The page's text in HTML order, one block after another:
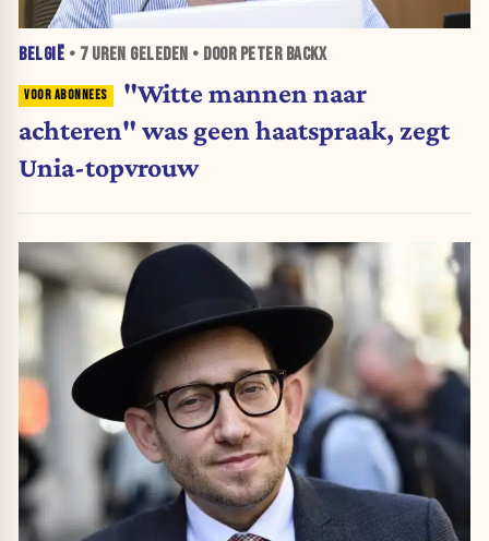
BELGIË • 7 UREN GELEDEN • DOOR PETER BACKX
"Witte mannen naar
achteren" was geen haatspraak, zegt
Unia-topvrouw